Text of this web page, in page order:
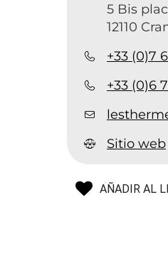
5 Bis
12110
+33 (0)7
+33 (0)6
Sitio web
AÑADIR AL